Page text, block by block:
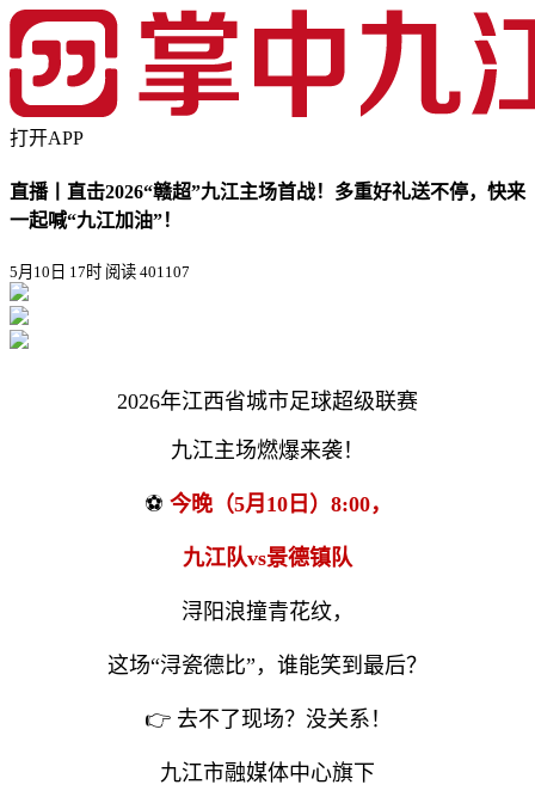
打开APP
直播丨直击2026“赣超”九江主场首战！多重好礼送不停，快来
一起喊“九江加油”！
5月10日 17时 阅读 401107
2026年江西省城市足球超级联赛
九江主场燃爆来袭！
⚽ 今晚（5月10日 ）8:00，
九江队vs景德镇队
浔阳浪撞青花纹，
这场“浔瓷德比”，谁能笑到最后？
👉 去不了现场？没关系！
九江市融媒体中心旗下